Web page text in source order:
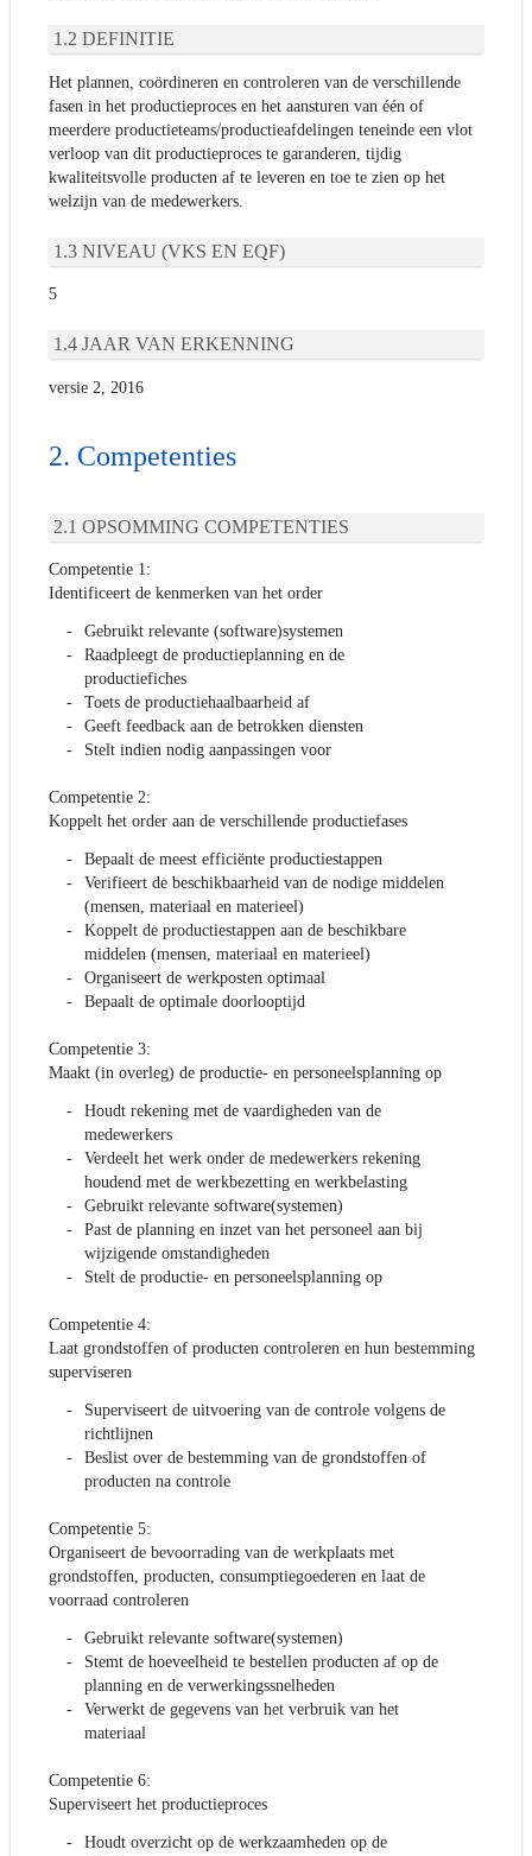
DEFINITIE
Het plannen, coördineren en controleren van de verschillende
fasen in het productieproces en het aansturen van één of
meerdere productieteams/productieafdelingen teneinde een vlot
verloop van dit productieproces te garanderen, tijdig
kwaliteitsvolle producten af te leveren en toe te zien op het
welzijn van de medewerkers.
NIVEAU (VKS EN EQF)
5
JAAR VAN ERKENNING
versie 2, 2016
Competenties
OPSOMMING COMPETENTIES
Competentie 1:
Identificeert de kenmerken van het order
Gebruikt relevante (software)systemen
Raadpleegt de productieplanning en de
productiefiches
Toets de productiehaalbaarheid af
Geeft feedback aan de betrokken diensten
Stelt indien nodig aanpassingen voor
Competentie 2:
Koppelt het order aan de verschillende productiefases
Bepaalt de meest efficiënte productiestappen
Verifieert de beschikbaarheid van de nodige middelen
(mensen, materiaal en materieel)
Koppelt de productiestappen aan de beschikbare
middelen (mensen, materiaal en materieel)
Organiseert de werkposten optimaal
Bepaalt de optimale doorlooptijd
Competentie 3:
Maakt (in overleg) de productie- en personeelsplanning op
Houdt rekening met de vaardigheden van de
medewerkers
Verdeelt het werk onder de medewerkers rekening
houdend met de werkbezetting en werkbelasting
Gebruikt relevante software(systemen)
Past de planning en inzet van het personeel aan bij
wijzigende omstandigheden
Stelt de productie- en personeelsplanning op
Competentie 4:
Laat grondstoffen of producten controleren en hun bestemming
superviseren
Superviseert de uitvoering van de controle volgens de
richtlijnen
Beslist over de bestemming van de grondstoffen of
producten na controle
Competentie 5:
Organiseert de bevoorrading van de werkplaats met
grondstoffen, producten, consumptiegoederen en laat de
voorraad controleren
Gebruikt relevante software(systemen)
Stemt de hoeveelheid te bestellen producten af op de
planning en de verwerkingssnelheden
Verwerkt de gegevens van het verbruik van het
materiaal
Competentie 6:
Superviseert het productieproces
Houdt overzicht op de werkzaamheden op de